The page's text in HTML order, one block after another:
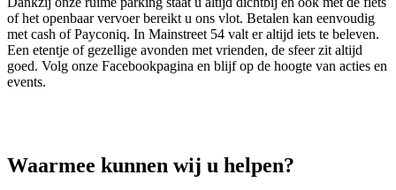
of het openbaar vervoer bereikt u ons vlot. Betalen kan eenvoudig
met cash of Payconiq. In Mainstreet 54 valt er altijd iets te beleven.
Een etentje of gezellige avonden met vrienden, de sfeer zit altijd
goed. Volg onze Facebookpagina en blijf op de hoogte van acties en
events.
Waarmee kunnen wij u helpen?